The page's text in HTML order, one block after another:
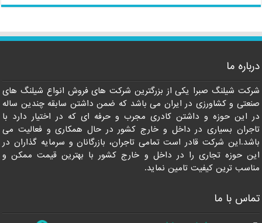
درباره ما
شرکت شیلنگ صبرا یکی از بزرگترین شرکت های فروش انواع شیلنگ های
صنعتی و کشاورزی در ایران می باشد که ضمن داشتن سابقه چندین ساله
در این حوزه و داشتن کادری مجرب و حرفه ای که در اختیار دارد با
تاجران بسیاری در داخل و خارج کشور در حال همکاری و فعالیت می
باشد.این شرکت قادر است تمامی تاجران، بازرگانان و سرمایه گذاران در
این حوزه تجاری را در داخل و خارج کشور با بهترین قیمت ممکن و
مناسب ترین کیفیت تامین نماید.
تماس با ما